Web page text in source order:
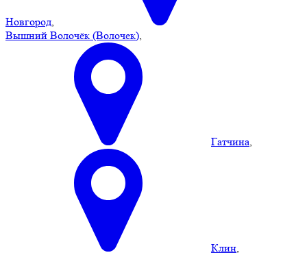
Новгород
Вышний Волочёк (Волочек)
Гатчина
Клин